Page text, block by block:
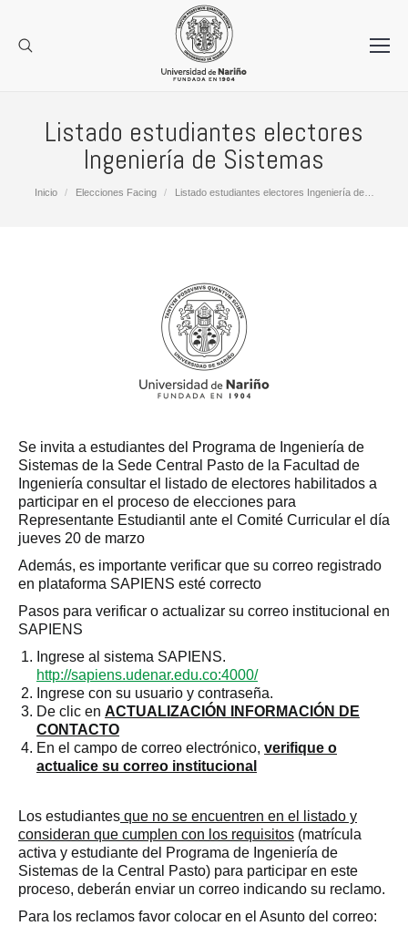
Listado estudiantes electores
Ingeniería de Sistemas
Estás aquí:
Inicio Elecciones Facing Listado estudiantes electores Ingeniería de…
Se invita a estudiantes del Programa de Ingeniería de
Sistemas de la Sede Central Pasto de la Facultad de
Ingeniería consultar el listado de electores habilitados a
participar en el proceso de elecciones para
Representante Estudiantil ante el Comité Curricular el día
jueves 20 de marzo
Además, es importante verificar que su correo registrado
en plataforma SAPIENS esté correcto
Pasos para verificar o actualizar su correo institucional en
SAPIENS
Ingrese al sistema SAPIENS.
http://sapiens.udenar.edu.co:4000/
Ingrese con su usuario y contraseña.
De clic en ACTUALIZACIÓN INFORMACIÓN DE
CONTACTO
En el campo de correo electrónico, verifique o
actualice su correo institucional
Los estudiantes que no se encuentren en el listado y
consideran que cumplen con los requisitos (matrícula
activa y estudiante del Programa de Ingeniería de
Sistemas de la Central Pasto) para participar en este
proceso, deberán enviar un correo indicando su reclamo.
Para los reclamos favor colocar en el Asunto del correo: